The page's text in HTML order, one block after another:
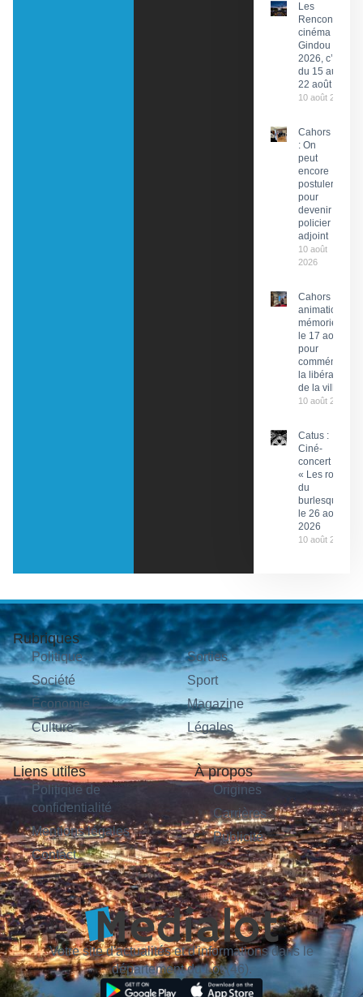
Les
Rencontres
cinéma de
Gindou
2026, c’est
du 15 au
22 août
10 août 2026
Cahors
: On
peut
encore
postuler
pour
devenir
policier
adjoint
10 août
2026
Cahors : Des
animations
mémorielles
le 17 août
pour
commémorer
la libération
de la ville
10 août 2026
Catus :
Ciné-
concert
« Les rois
du
burlesque »
le 26 août
2026
10 août 2026
Rubriques
Politique
Société
Économie
Culture
Sorties
Sport
Magazine
Légales
Liens utiles
Politique de
confidentialité
Mentions légales
Contact
À propos
Origines
Carrières
Publicité
Votre site d'actualités et d'informations dans le
département du Lot (46).